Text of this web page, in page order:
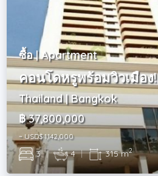
ซื้อ | Apartment
คอนโดหรูพร้อมวิวเมือง!
Thailand | Bangkok
฿ 37,800,000
~ USD$ 1,142,000
3 | 4 | 315 m2